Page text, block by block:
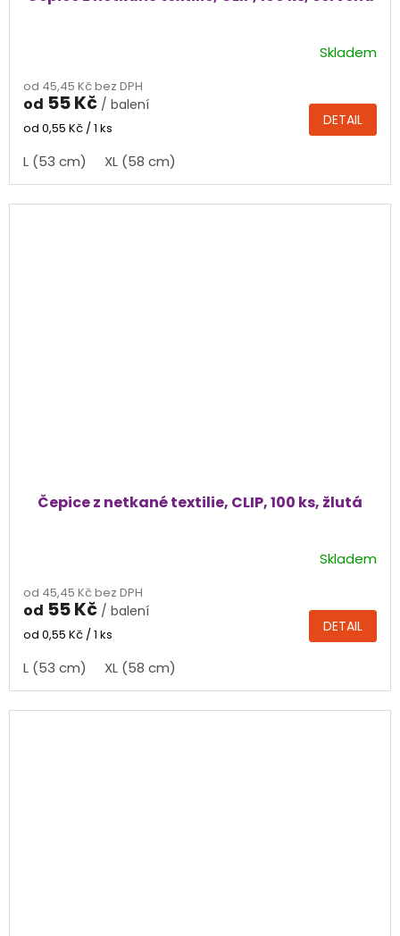
produktu
je
5,0
5
hvězdiček.
Skladem
od 45,45 Kč bez DPH
od 55 Kč / balení
Měrná
od 0,55 Kč / 1 ks DETAIL
L (53 cm) XL (58 cm)
Čepice z netkané textilie, CLIP, 100 ks, žlutá
produktu
je
5,0
5
hvězdiček.
Skladem
od 45,45 Kč bez DPH
od 55 Kč / balení
Měrná
od 0,55 Kč / 1 ks DETAIL
L (53 cm) XL (58 cm)